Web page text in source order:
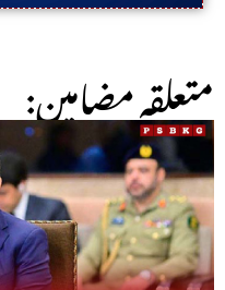
:متعلقہ مضامین